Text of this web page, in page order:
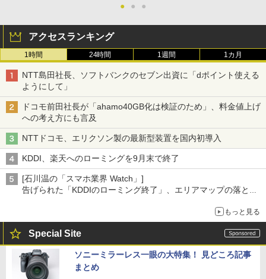
● ● ●
アクセスランキング
1時間 24時間 1週間 1カ月
NTT島田社長、ソフトバンクのセブン出資に「dポイント使える
ようにして」
ドコモ前田社長が「ahamo40GB化は検証のため」、料金値上げ
への考え方にも言及
NTTドコモ、エリクソン製の最新型装置を国内初導入
KDDI、楽天へのローミングを9月末で終了
[石川温の「スマホ業界 Watch」]
告げられた「KDDIのローミング終了」、エリアマップの落とし
もっと見る
Special Site
ソニーミラーレス一眼の大特集！ 見どころ記事
まとめ